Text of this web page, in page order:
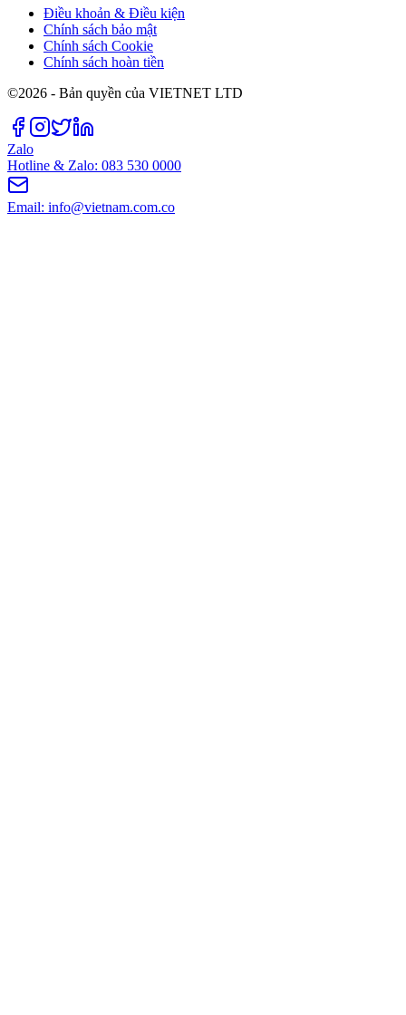
Điều khoản & Điều kiện
Chính sách bảo mật
Chính sách Cookie
Chính sách hoàn tiền
©2026 - Bản quyền của VIETNET LTD
Zalo
Hotline & Zalo: 083 530 0000
Email: info@vietnam.com.co